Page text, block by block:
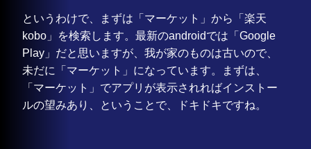
というわけで、まずは「マーケット」から「楽天
kobo」を検索します。最新のandroidでは「Google
Play」だと思いますが、我が家のものは古いので、
未だに「マーケット」になっています。まずは、
「マーケット」でアプリが表示されればインストー
ルの望みあり、ということで、ドキドキですね。